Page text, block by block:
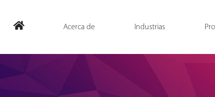
Acerca de Industrias